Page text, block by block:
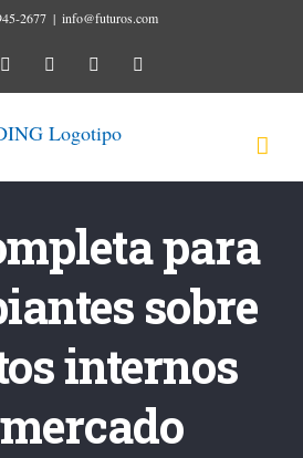
2677 | info@futuros.com
youtube facebooktwitter
para
sobre
internos